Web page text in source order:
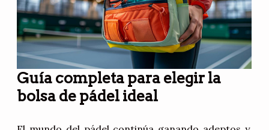
Guía completa para elegir la
bolsa de pádel ideal